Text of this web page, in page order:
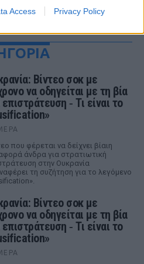
Access Privacy Policy
Βίντεο σοκ με
να οδηγείται με τη βία
επιστράτευση ‑ Τι είναι το
που φέρεται να δείχνει βίαιη
άνδρα για στρατιωτική
στην Ουκρανία
τη συζήτηση για το λεγόμενο
Βίντεο σοκ με
να οδηγείται με τη βία
επιστράτευση ‑ Τι είναι το